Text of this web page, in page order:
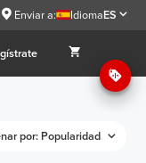
Enviar a: IdiomaES
por: Popularidad